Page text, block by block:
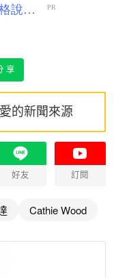
享
的新聞來源
好友 訂閱
Cathie Wood